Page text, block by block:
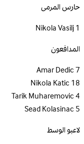
حارس المرمى
1
Nikola Vasilj
المدافعون
7
Amar Dedic
18
Nikola Katic
4
Tarik Muharemovic
5
Sead Kolasinac
لاعبو الوسط